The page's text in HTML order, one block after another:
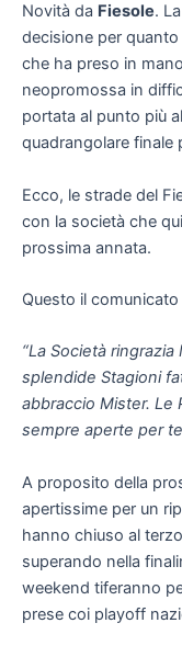
Novità da Fiesole.
decisione per
che ha preso in
neopromossa in
portata al punto più
quadrangolare finale
Ecco, le strade del
con la società che
prossima annata.
Questo il
“La Società
splendide Stagioni
abbraccio Mister. Le
sempre aperte per
A proposito della
apertissime per un
hanno chiuso al
superando nella
weekend tiferanno
prese coi playoff